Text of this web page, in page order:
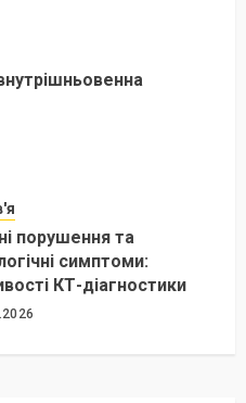
порушення та
симптоми:
КТ-діагностики